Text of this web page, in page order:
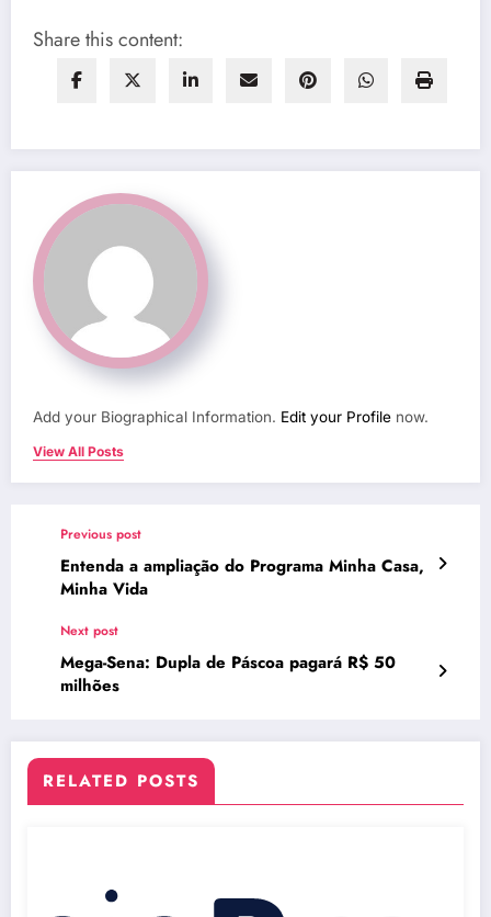
Share this content:
Add your Biographical Information. Edit your Profile now.
View All Posts
Previous post
Entenda a ampliação do Programa Minha Casa,
Minha Vida
Next post
Mega-Sena: Dupla de Páscoa pagará R$ 50
milhões
RELATED POSTS